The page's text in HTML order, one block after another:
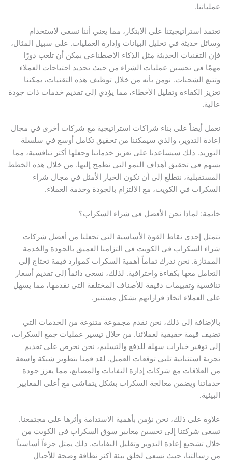
عملياتنا.
تعتمد استراتيجيتنا على الابتكار، مما يعني أننا نسعى لاستخدام
وسائل حديثة في تحليل البيانات وإدارة العمليات. على سبيل المثال،
فإن التقنيات الحديثة مثل الذكاء الاصطناعي يمكن أن تلعب دورًا
مهمًا في تحسين عمليات الشراء من حيث تحديد احتياجات العملاء
وتتبع الشحنات. نؤمن بأنه من خلال توظيف هذه التقنيات، يمكننا
تعزيز الكفاءة وتقليل الأخطاء، مما يؤدي إلى تقديم خدمات ذات جودة
عالية.
نعمل أيضاً على بناء شراكات استراتيجية مع شركات أخرى في مجال
إعادة التدوير، والذي سيمكننا من تحقيق تكامل أوسع في سلسلة
التوريد. ذلك سيساعدنا على تعزيز خدماتنا وجعلها أكثر تنافسية، مما
يسهم في تحقيق أهداف النمو التي نطمح إليها. من خلال هذه الخطط
المستقبلية، نتطلع إلى أن نكون الخيار الأمثل في مجال شراء
السكراب في الكويت، مع الالتزام بالجودة وخدمة العملاء.
خاتمة: لماذا نحن الأفضل في شراء السكراب؟
تتمثل إحدى نقاط القوة الأساسية التي تجعلنا من أفضل شركات
شراء السكراب في الكويت في التزامنا العميق بالجودة والخدمة
الممتازة. نحن ندرك تماماً أهمية السكراب كموارد قيمة تحتاج إلى
التعامل معها بكفاءة واحترافية. لذلك، نسعى دائماً إلى تقديم أسعار
تنافسية وتقييمات دقيقة للأصناف المختلفة التي نقدمها، مما يسهل
على العملاء اتخاذ قراراتهم بشكل مستنير.
بالإضافة إلى ذلك، نحن نقدم مجموعة متنوعة من الخدمات التي
تضيف قيمة حقيقية لعملائنا. من خلال تيسير عمليات جمع السكراب،
إلى توفير خيارات سهلة للدفع والتسليم، نحن نحرص على تقديم
تجربة استثنائية تلبي توقعات العميل. لقد قمنا بتطوير شبكة واسعة
من العلاقات مع شركات إدارة النفايات والمصانع، مما يعزز جودة
خدماتنا ويضمن معالجة السكراب بشكل يتماشى مع أعلى المعايير
البيئية.
علاوة على ذلك، نحن نؤمن بأهمية الاستدامة وأثرها على مجتمعنا.
تسعى شركتنا إلى تحسين معايير سوق السكراب في الكويت من
خلال تشجيع إعادة التدوير وتقليل النفايات. ذلك يمثل جزءاً أساسياً
من رسالتنا، حيث نسعى لخلق بيئة أكثر نظافة وصحة للأجيال